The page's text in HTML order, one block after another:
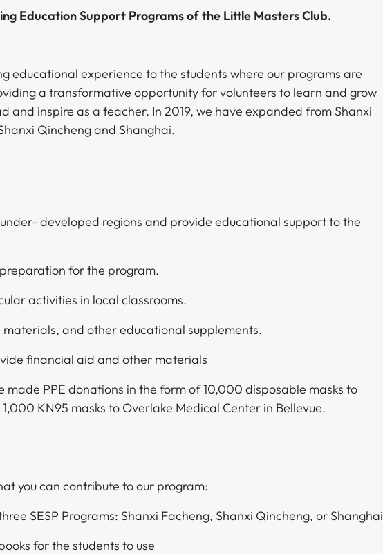
educational experience to the students where our programs are
a transformative opportunity for volunteers to learn and grow
and inspire as a teacher. In 2019, we have expanded from Shanxi
developed regions and provide educational support to the
made PPE donations in the form of 10,000 disposable masks to